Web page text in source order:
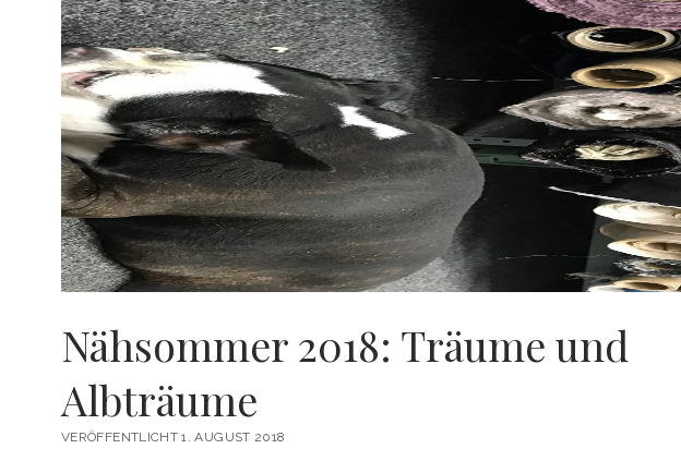
Nähsommer 2018: Träume und
Albträume
VERÖFFENTLICHT 1. AUGUST 2018